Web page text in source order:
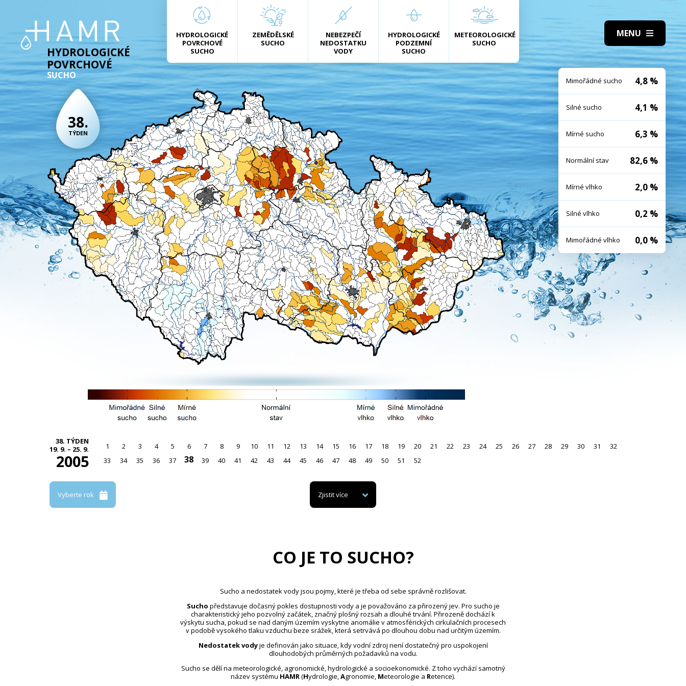
HYDROLOGICKÉ
POVRCHOVÉ
SUCHO
ZEMĚDĚLSKÉ
SUCHO
NEBEZPEČÍ
NEDOSTATKU
VODY
HYDROLOGICKÉ
PODZEMNÍ
SUCHO
METEOROLOGICKÉ
SUCHO
HYDROLOGICKÉ
POVRCHOVÉ
SUCHO
38.
TÝDEN
38. TÝDEN
19. 9. – 25. 9.
2005
1 2 3 4 5 6 7 8 9 10 11 12 13 14 15 16 17 18 19 20 21 22 23 24 25 26 27 28 29 30 31
32
33
34 35 36 37 38 39 40 41 42 43 44 45 46 47 48 49 50 51 52
Mimořádné sucho 4,8 %
Silné sucho 4,1 %
Mírné sucho 6,3 %
Normální stav 82,6 %
Mírné vlhko 2,0 %
Silné vlhko 0,2 %
Mimořádné vlhko 0,0 %
Vyberte rok Zjistit více
CO JE TO SUCHO?
Sucho a nedostatek vody jsou pojmy, které je třeba od sebe správně rozlišovat.
Sucho představuje dočasný pokles dostupnosti vody a je považováno za přirozený jev. Pro sucho je
charakteristický jeho pozvolný začátek, značný plošný rozsah a dlouhé trvání. Přirozeně dochází k
výskytu sucha, pokud se nad daným územím vyskytne anomálie v atmosférických cirkulačních procesech
v podobě vysokého tlaku vzduchu beze srážek, která setrvává po dlouhou dobu nad určitým územím.
Nedostatek vodyje definován jako situace, kdy vodní zdroj není dostatečný pro uspokojení
dlouhodobých průměrných požadavků na vodu.
Sucho se dělí na meteorologické, agronomické, hydrologické a socioekonomické. Z toho vychází samotný
název systému HAMR(Hydrologie,Agronomie, Meteorologie a Retence).